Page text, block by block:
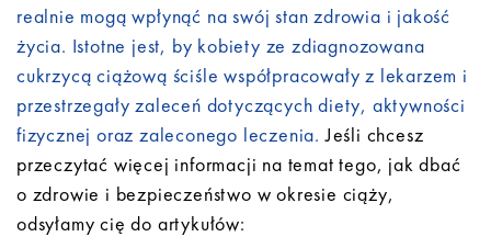
realnie mogą wpłynąć na swój stan zdrowia i jakość
życia. Istotne jest, by kobiety ze zdiagnozowana
cukrzycą ciążową ściśle współpracowały z lekarzem i
przestrzegały zaleceń dotyczących diety, aktywności
fizycznej oraz zaleconego leczenia.Jeśli chcesz
przeczytać więcej informacji na temat tego, jak dbać
o zdrowie i bezpieczeństwo w okresie ciąży,
odsyłamy cię do artykułów: